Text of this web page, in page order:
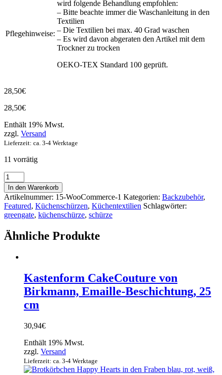
Pflegehinweise:
wird folgende Behandlung empfohlen:
– Bitte beachte immer die Waschanleitung in den
Textilien
– Die Textilien bei max. 40 Grad waschen
– Es wird davon abgeraten den Artikel mit dem
Trockner zu trocken
OEKO-TEX Standard 100 geprüft.
28,50€
28,50€
Enthält 19% Mwst.
zzgl. Versand
Lieferzeit: ca. 3-4 Werktage
11 vorrätig
Küchenschürze
Emmaline
white
von
Greengate,
70
x
90
Material:
waschen,
Menge
In den Warenkorb
Artikelnummer: 15-WooCommerce-1 Kategorien: Backzubehör,
Featured, Küchenschürzen, Küchentextilien Schlagwörter:
greengate, küchenschürze, schürze
Ähnliche Produkte
Kastenform CakeCouture von
Birkmann, Emaille-Beschichtung, 25
cm
30,94€
Enthält 19% Mwst.
zzgl. Versand
Lieferzeit: ca. 3-4 Werktage